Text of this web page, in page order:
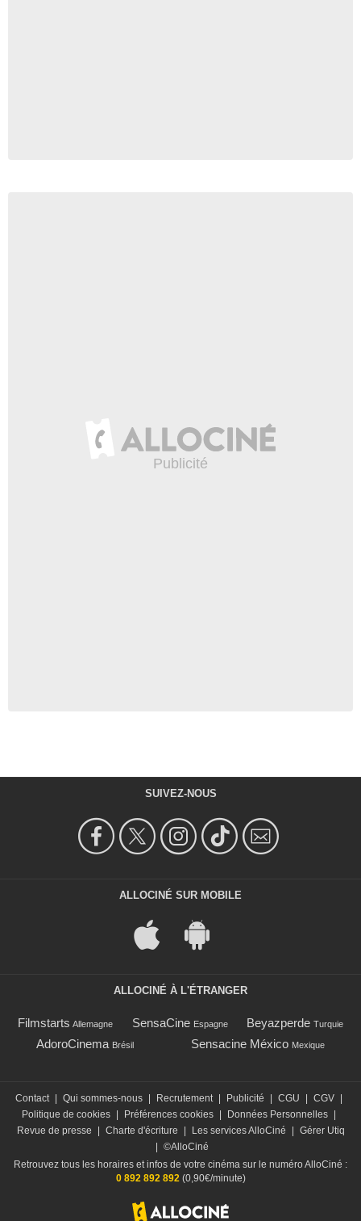
SUIVEZ-NOUS
ALLOCINÉ SUR MOBILE
ALLOCINÉ À L'ÉTRANGER
Filmstarts Allemagne SensaCine Espagne Beyazperde Turquie
AdoroCinema Brésil Sensacine México Mexique
Contact Qui sommes-nous Recrutement Publicité CGU CGV
Politique de cookies
Préférences cookies Données Personnelles
Revue de presse
Charte d'écriture Les services AlloCiné
Gérer Utiq
©AlloCiné
Retrouvez tous les horaires et infos de votre cinéma sur le numéro AlloCiné :
0 892 892 892(0,90€/minute)